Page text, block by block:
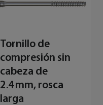
Tornillo de
compresión sin
cabeza de
2.4 mm, rosca
larga